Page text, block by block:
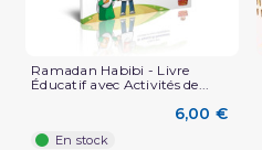
Ramadan Habibi - Livre
Éducatif avec Activités de...
6,00 €
En stock